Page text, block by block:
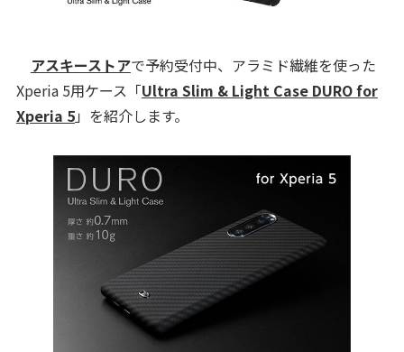
アスキーストアで予約受付中、アラミド繊維を使った
Xperia 5用ケース「Ultra Slim & Light Case DURO for
Xperia 5」を紹介します。